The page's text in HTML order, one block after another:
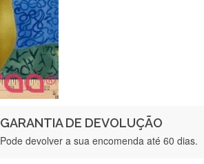
GARANTIA DE DEVOLUÇÃO
Pode devolver a sua encomenda até 60 dias.